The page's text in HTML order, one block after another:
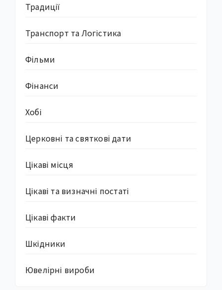
Традиції
Транспорт та Логістика
Фільми
Фінанси
Хобі
Церковні та святкові дати
Цікаві місця
Цікаві та визначні постаті
Цікаві факти
Шкідники
Ювелірні вироби